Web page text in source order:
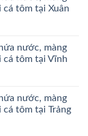
cá tôm tại Xuân
nước, màng
cá tôm tại Vĩnh
nước, màng
cá tôm tại Trảng